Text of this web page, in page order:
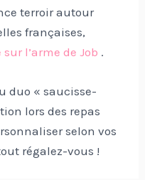
terroir autour
françaises,
l’arme de Job .
duo « saucisse-
lors des repas
selon vos
régalez-vous !